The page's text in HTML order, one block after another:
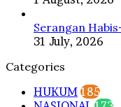
Serangan
31 July, 2026
Categories
HUKUM 185